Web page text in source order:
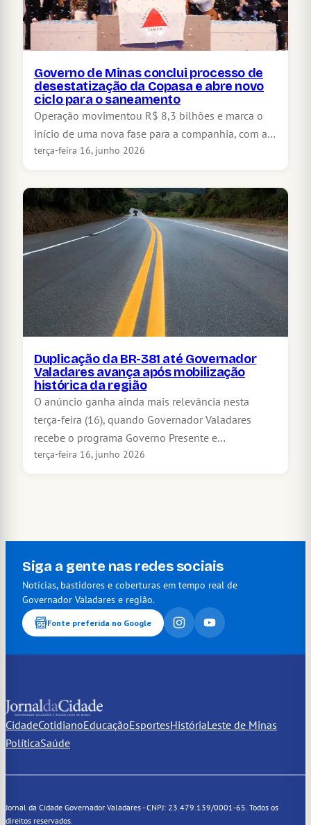
Governo de Minas conclui processo de
desestatização da Copasa e abre novo
ciclo para o saneamento
Operação movimentou R$ 8,3 bilhões e marca o
início de uma nova fase para a companhia, com a…
terça-feira 16, junho 2026
Duplicação da BR-381 até Governador
Valadares avança após mobilização
histórica da região
O anúncio ganha ainda mais relevância nesta
terça-feira (16), quando Governador Valadares
recebe o programa Governo Presente e…
terça-feira 16, junho 2026
Siga a gente nas redes sociais
Notícias, bastidores e coberturas em tempo real de
Governador Valadares e região.
Fonte preferida no Google
CidadeCotidianoEducaçãoEsportesHistóriaLeste de Minas
PolíticaSaúde
Jornal da Cidade Governador Valadares - CNPJ: 23.479.139/0001-65. Todos os
direitos reservados.